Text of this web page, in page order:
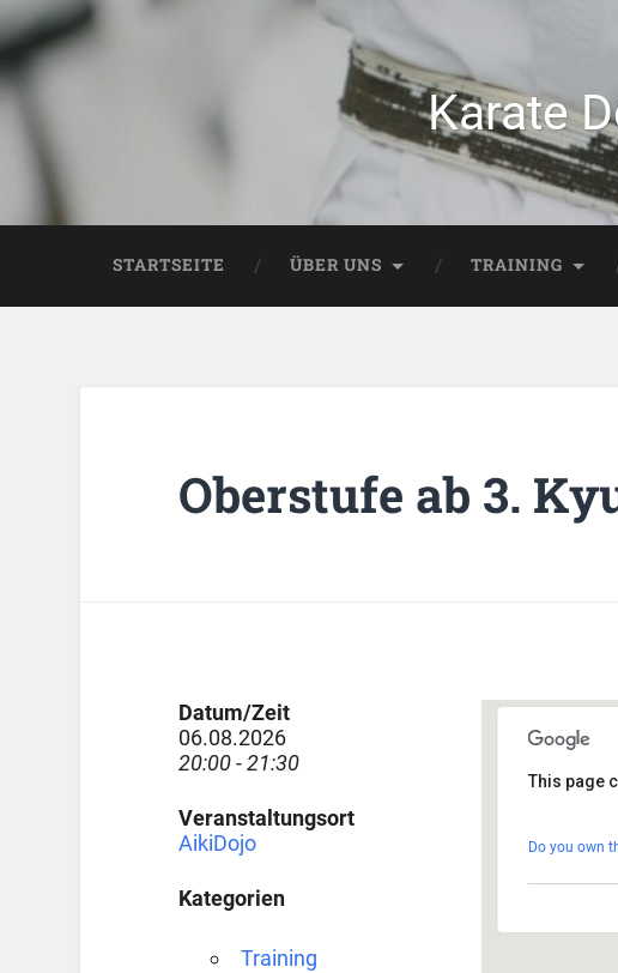
Karate
STARTSEITE ÜBER UNS TRAINING
Oberstufe ab 3.
This page
Do you own
Datum/Zeit
06.08.2026
20:00 - 21:30
Veranstaltungsort
AikiDojo
Kategorien
Training